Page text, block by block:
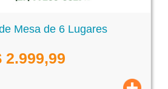
Mesa de 6 Lugares
2.999,99